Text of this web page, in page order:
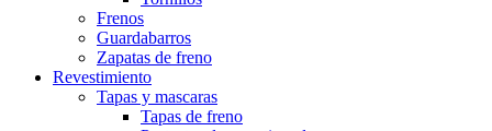
Frenos
Guardabarros
Zapatas de freno
Revestimiento
Tapas y mascaras
Tapas de freno